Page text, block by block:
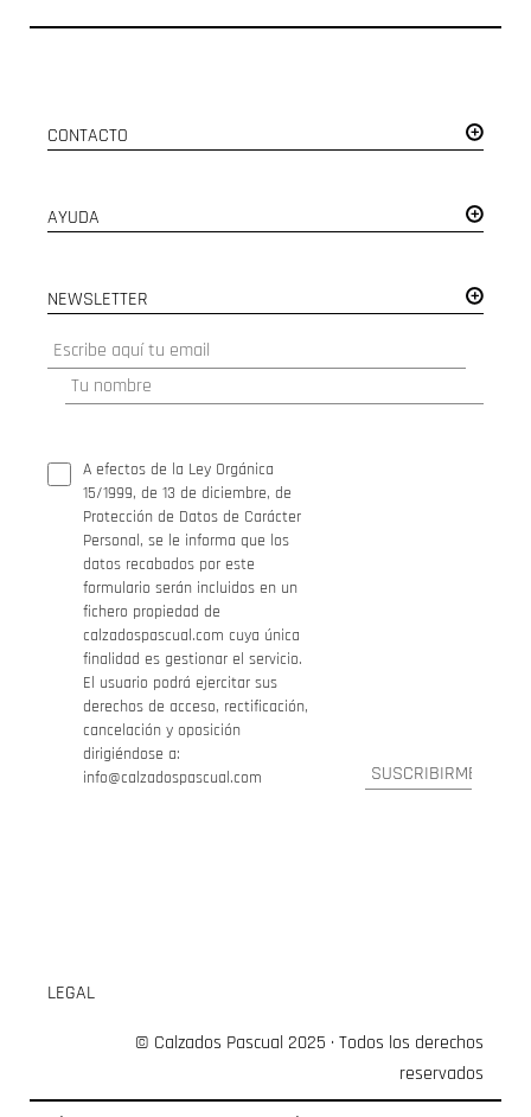
CONTACTO
AYUDA
NEWSLETTER
A efectos de la Ley Orgánica
15/1999, de 13 de diciembre, de
Protección de Datos de Carácter
Personal, se le informa que los
datos recabados por este
formulario serán incluidos en un
fichero propiedad de
calzadospascual.com cuya única
finalidad es gestionar el servicio.
El usuario podrá ejercitar sus
derechos de acceso, rectificación,
cancelación y oposición
dirigiéndose a:
info@calzadospascual.com
LEGAL
© Calzados Pascual 2025 · Todos los derechos
reservados